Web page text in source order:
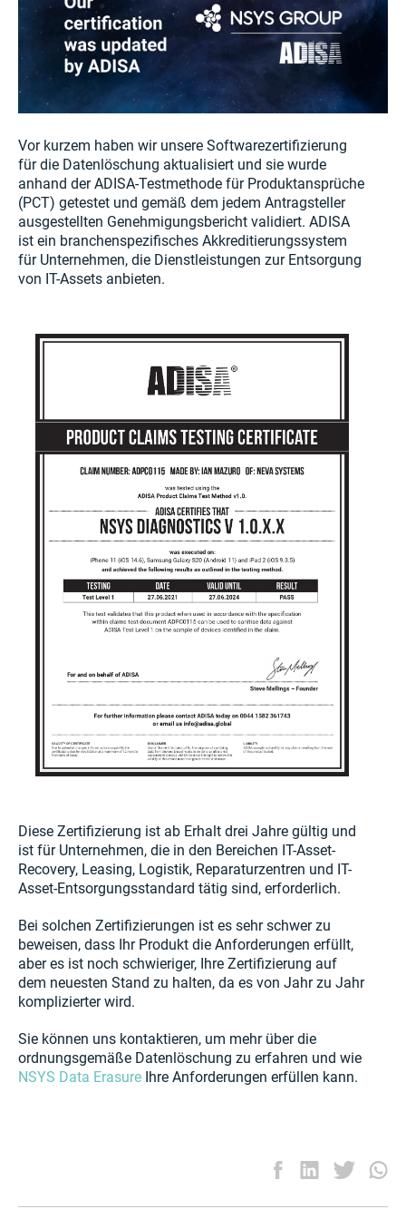
Vor kurzem haben wir unsere Softwarezertifizierung
für die Datenlöschung aktualisiert und sie wurde
anhand der ADISA-Testmethode für Produktansprüche
(PCT) getestet und gemäß dem jedem Antragsteller
ausgestellten Genehmigungsbericht validiert. ADISA
ist ein branchenspezifisches Akkreditierungssystem
für Unternehmen, die Dienstleistungen zur Entsorgung
von IT-Assets anbieten.
Diese Zertifizierung ist ab Erhalt drei Jahre gültig und
ist für Unternehmen, die in den Bereichen IT-Asset-
Recovery, Leasing, Logistik, Reparaturzentren und IT-
Asset-Entsorgungsstandard tätig sind, erforderlich.
Bei solchen Zertifizierungen ist es sehr schwer zu
beweisen, dass Ihr Produkt die Anforderungen erfüllt,
aber es ist noch schwieriger, Ihre Zertifizierung auf
dem neuesten Stand zu halten, da es von Jahr zu Jahr
komplizierter wird.
Sie können uns kontaktieren, um mehr über die
ordnungsgemäße Datenlöschung zu erfahren und wie
NSYS Data Erasure Ihre Anforderungen erfüllen kann.